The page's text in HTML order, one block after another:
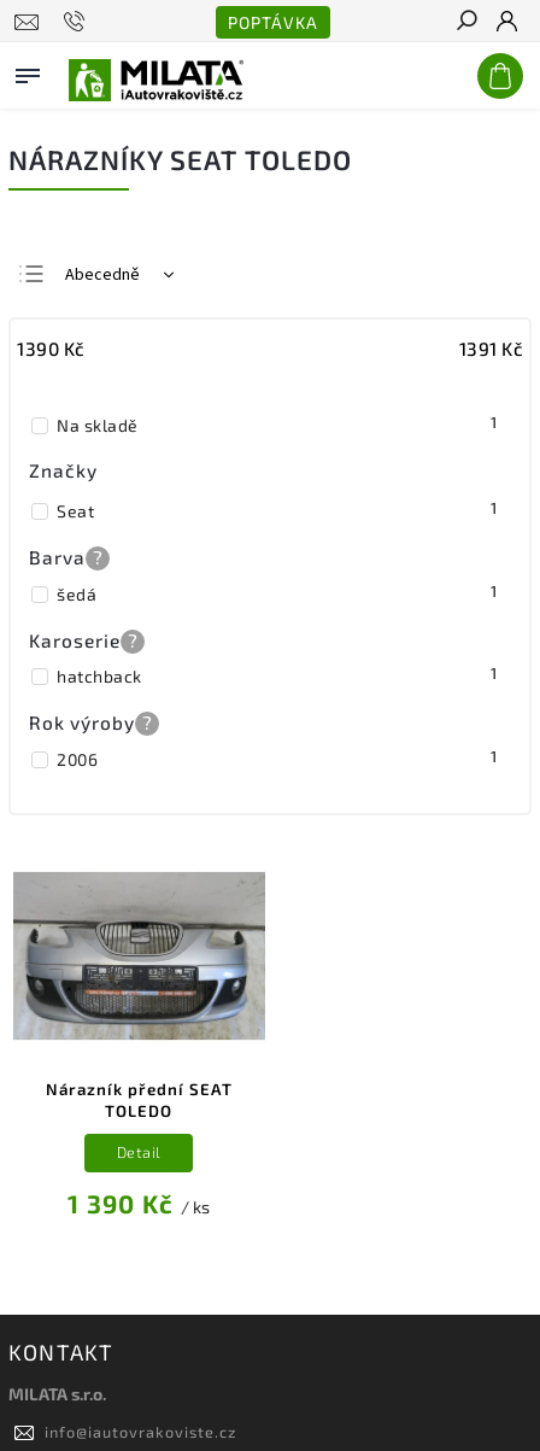
POPTÁVKA
Hledat
NÁRAZNÍKY SEAT TOLEDO
Abecedně
Nejdražší
1390 Kč 1391 Kč
Na skladě 1
Značky
Seat 1
Barva ?
šedá 1
Karoserie ?
hatchback 1
Rok výroby ?
2006 1
Nárazník přední SEAT
TOLEDO
1 390 Kč / ks
Detail
KONTAKT
MILATA s.r.o.
info@iautovrakoviste.cz